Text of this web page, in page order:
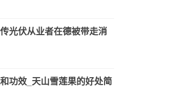
光伏从业者在德被带走消
功效_天山雪莲果的好处简